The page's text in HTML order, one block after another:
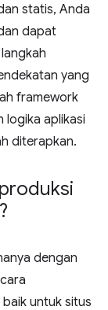
statis, Anda
dapat
yang
framework
logika aplikasi
diterapkan.
dengan
untuk situs